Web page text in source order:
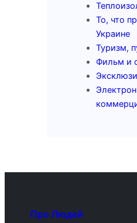
То, что
Украине
Туризм,
Фильм и
Про Людей